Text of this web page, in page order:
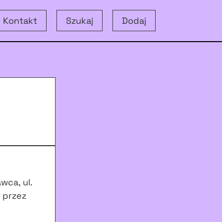
Kontakt Szukaj Dodaj
ul.
przez